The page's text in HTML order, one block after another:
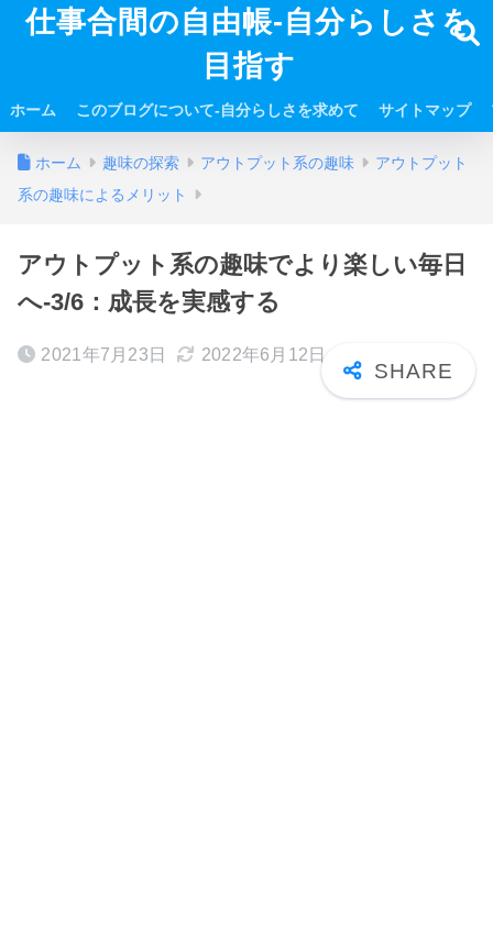
仕事合間の自由帳-自分らしさを
目指す
ホーム このブログについて-自分らしさを求めて サイトマップ
ホーム 趣味の探索 アウトプット系の趣味
アウトプット
系の趣味によるメリット
アウトプット系の趣味でより楽しい毎日
へ-3/6：成長を実感する
2021年7月23日 2022年6月12日